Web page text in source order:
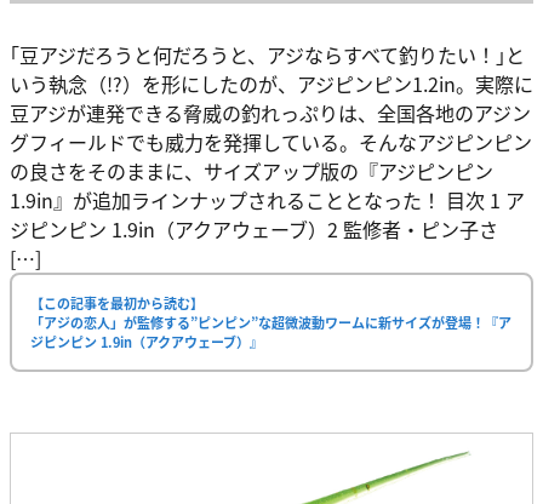
｢豆アジだろうと何だろうと、アジならすべて釣りたい！｣と
いう執念（!?）を形にしたのが、アジピンピン1.2in。実際に
豆アジが連発できる脅威の釣れっぷりは、全国各地のアジン
グフィールドでも威力を発揮している。そんなアジピンピン
の良さをそのままに、サイズアップ版の『アジピンピン
1.9in』が追加ラインナップされることとなった！ 目次 1 ア
ジピンピン 1.9in（アクアウェーブ）2 監修者・ピン子さ
[…]
【この記事を最初から読む】
「アジの恋人」が監修する”ピンピン”な超微波動ワームに新サイズが登場！『ア
ジピンピン 1.9in（アクアウェーブ）』